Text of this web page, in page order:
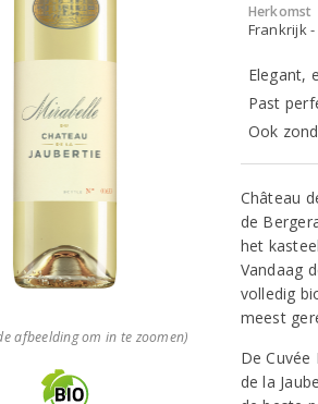
afbeelding om in te zoomen)
Herkomst
Frankrijk
Elegant,
Past
Ook
Château
de
het
Vandaag
volledig
meest
De
de la